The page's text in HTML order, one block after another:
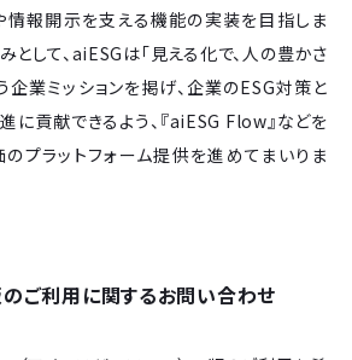
情報開示を支える機能の実装を目指しま
として、aiESGは「見える化で、人の豊かさ
企業ミッションを掲げ、企業のESG対策と
に貢献できるよう、『aiESG Flow』などを
プラットフォーム提供を進めてまいりま
ご利用に関するお問い合わせ